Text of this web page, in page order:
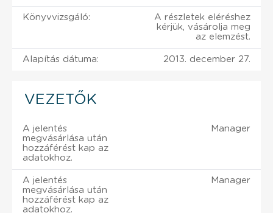
Könyvvizsgáló:
A részletek eléréshez
kérjük, vásárolja meg
az elemzést.
Alapítás dátuma: 2013. december 27.
VEZETŐK
A jelentés
megvásárlása után
hozzáférést kap az
adatokhoz.
Manager
A jelentés
megvásárlása után
hozzáférést kap az
adatokhoz.
Manager